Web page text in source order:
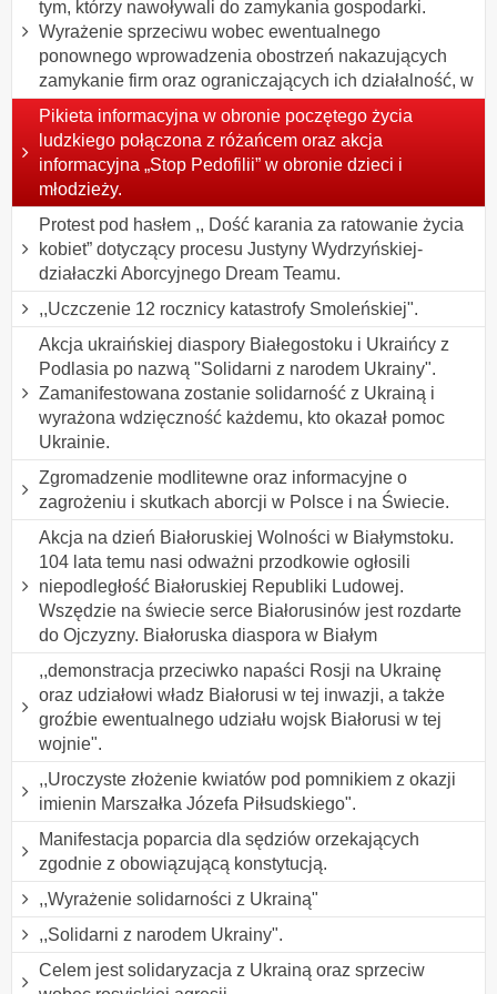
tym, którzy nawoływali do zamykania gospodarki.
Wyrażenie sprzeciwu wobec ewentualnego
ponownego wprowadzenia obostrzeń nakazujących
zamykanie firm oraz ograniczających ich działalność, w
Pikieta informacyjna w obronie poczętego życia
ludzkiego połączona z różańcem oraz akcja
informacyjna „Stop Pedofilii” w obronie dzieci i
młodzieży.
Protest pod hasłem ,, Dość karania za ratowanie życia
kobiet” dotyczący procesu Justyny Wydrzyńskiej-
działaczki Aborcyjnego Dream Teamu.
,,Uczczenie 12 rocznicy katastrofy Smoleńskiej".
Akcja ukraińskiej diaspory Białegostoku i Ukraińcy z
Podlasia po nazwą "Solidarni z narodem Ukrainy".
Zamanifestowana zostanie solidarność z Ukrainą i
wyrażona wdzięczność każdemu, kto okazał pomoc
Ukrainie.
Zgromadzenie modlitewne oraz informacyjne o
zagrożeniu i skutkach aborcji w Polsce i na Świecie.
Akcja na dzień Białoruskiej Wolności w Białymstoku.
104 lata temu nasi odważni przodkowie ogłosili
niepodległość Białoruskiej Republiki Ludowej.
Wszędzie na świecie serce Białorusinów jest rozdarte
do Ojczyzny. Białoruska diaspora w Białym
,,demonstracja przeciwko napaści Rosji na Ukrainę
oraz udziałowi władz Białorusi w tej inwazji, a także
groźbie ewentualnego udziału wojsk Białorusi w tej
wojnie".
,,Uroczyste złożenie kwiatów pod pomnikiem z okazji
imienin Marszałka Józefa Piłsudskiego".
Manifestacja poparcia dla sędziów orzekających
zgodnie z obowiązującą konstytucją.
,,Wyrażenie solidarności z Ukrainą"
,,Solidarni z narodem Ukrainy".
Celem jest solidaryzacja z Ukrainą oraz sprzeciw